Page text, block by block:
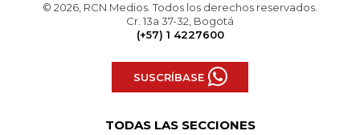
© 2026, RCN Medios. Todos los derechos reservados.
Cr. 13a 37-32, Bogotá
(+57) 1 4227600
SUSCRÍBASE
TODAS LAS SECCIONES